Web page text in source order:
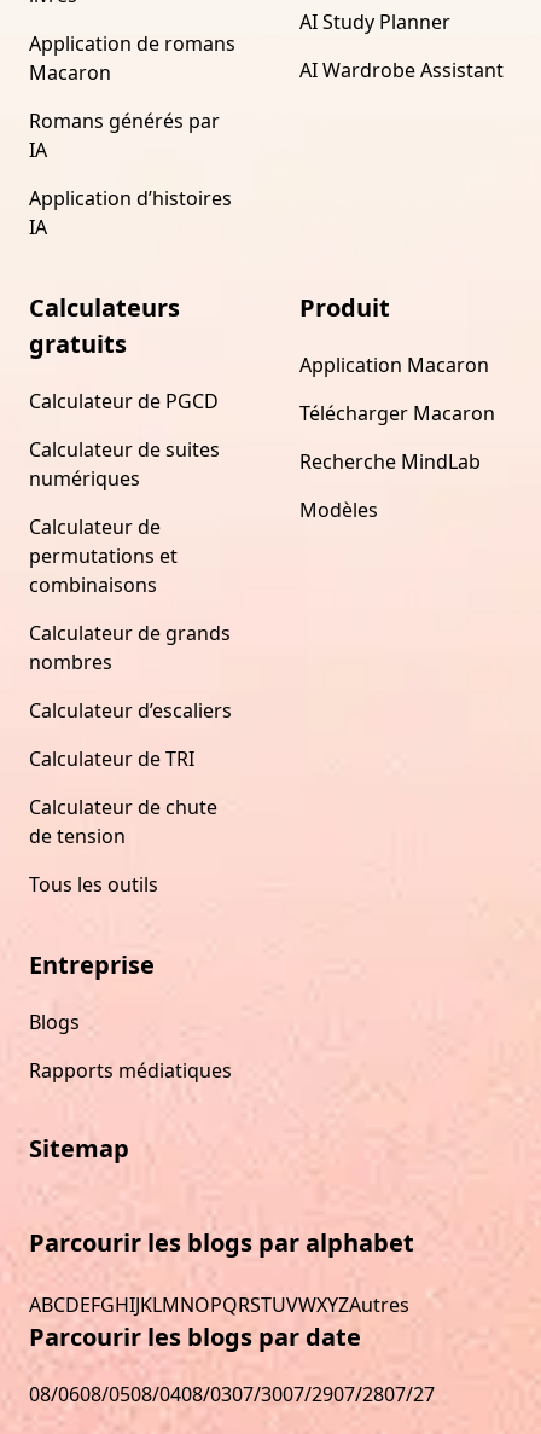
Application de romans
Macaron
Romans générés par
IA
Application d’histoires
IA
AI Study Planner
AI Wardrobe Assistant
Calculateurs
gratuits
Calculateur de PGCD
Calculateur de suites
numériques
Calculateur de
permutations et
combinaisons
Calculateur de grands
nombres
Calculateur d’escaliers
Calculateur de TRI
Calculateur de chute
de tension
Tous les outils
Produit
Application Macaron
Télécharger Macaron
Recherche MindLab
Modèles
Entreprise
Blogs
Rapports médiatiques
Sitemap
Parcourir les blogs par alphabet
ABCDEFGHIJKLMNOPQRSTUVWXYZAutres
Parcourir les blogs par date
08/0608/0508/0408/0307/3007/2907/2807/27